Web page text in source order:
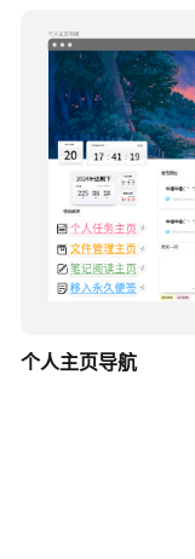
知识分享社区
个人主页导航